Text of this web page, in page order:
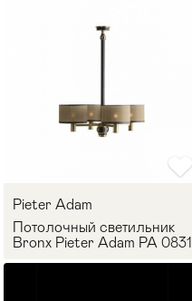
Pieter Adam
Потолочный светильник
Bronx Pieter Adam PA 0831